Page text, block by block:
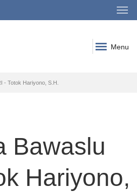
Menu
- Totok Hariyono, S.H.
Bawaslu
Hariyono,